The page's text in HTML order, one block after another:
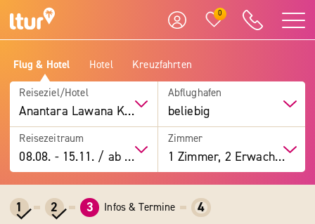
0
Flug & Hotel Hotel Kreuzfahrten
Reiseziel/Hotel
Anantara Lawana Koh Samui Resort
Abflughafen
beliebig
Reisezeitraum
08.08. -15.11. / ab 7 Tage
Zimmer
1 Zimmer, 2 Erwachsene
1 2 3 Infos & Termine 4